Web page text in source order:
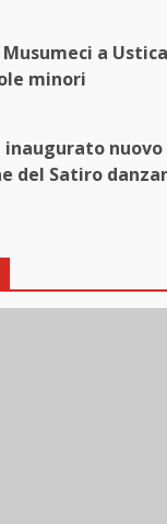
a
minori
del Satiro